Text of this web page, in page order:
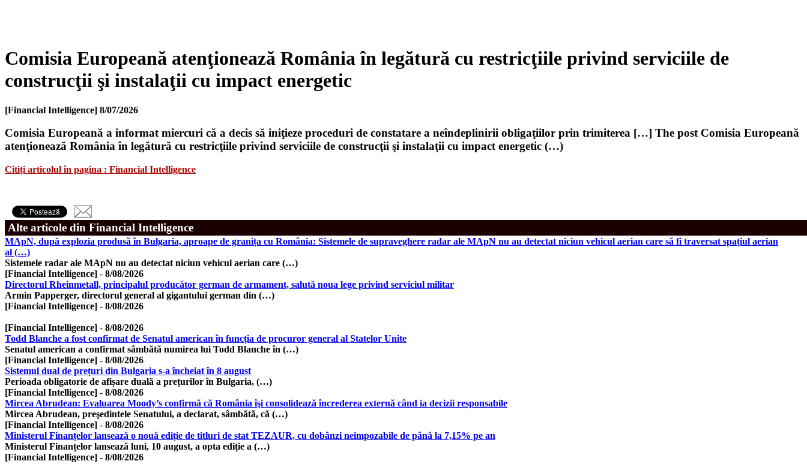
Comisia Europeană atenţionează România în legătură cu restricţiile privind serviciile de
construcţii şi instalaţii cu impact energetic
[Financial Intelligence] 8/07/2026
Comisia Europeană a informat miercuri că a decis să iniţieze proceduri de constatare a neîndeplinirii obligaţiilor prin trimiterea […] The post Comisia Europeană
atenţionează România în legătură cu restricţiile privind serviciile de construcţii şi instalaţii cu impact energetic (…)
Citiți articolul în pagina : Financial Intelligence
Alte articole din Financial Intelligence
MApN, după explozia produsă în Bulgaria, aproape de granița cu România: Sistemele de supraveghere radar ale MApN nu au detectat niciun vehicul aerian care să fi traversat spațiul aerian
al (…)
Sistemele radar ale MApN nu au detectat niciun vehicul aerian care (…)
[Financial Intelligence] - 8/08/2026
Directorul Rheinmetall, principalul producător german de armament, salută noua lege privind serviciul militar
Armin Papperger, directorul general al gigantului german din (…)
[Financial Intelligence] - 8/08/2026
[Financial Intelligence] - 8/08/2026
Todd Blanche a fost confirmat de Senatul american în funcția de procuror general al Statelor Unite
Senatul american a confirmat sâmbătă numirea lui Todd Blanche în (…)
[Financial Intelligence] - 8/08/2026
Sistemul dual de prețuri din Bulgaria s-a încheiat în 8 august
Perioada obligatorie de afișare duală a prețurilor în Bulgaria, (…)
[Financial Intelligence] - 8/08/2026
Mircea Abrudean: Evaluarea Moody’s confirmă că România îşi consolidează încrederea externă când ia decizii responsabile
Mircea Abrudean, preşedintele Senatului, a declarat, sâmbătă, că (…)
[Financial Intelligence] - 8/08/2026
Ministerul Finanțelor lansează o nouă ediție de titluri de stat TEZAUR, cu dobânzi neimpozabile de până la 7,15% pe an
Ministerul Finanțelor lansează luni, 10 august, a opta ediție a (…)
[Financial Intelligence] - 8/08/2026